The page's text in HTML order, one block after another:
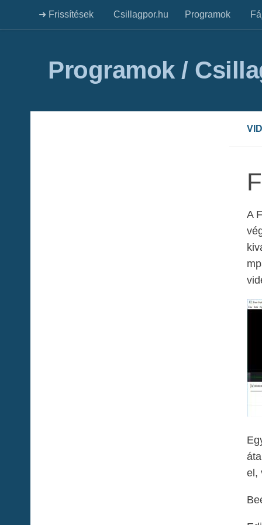
➜ Frissítések Csillagpor.hu Programok
Programok /
A
el,